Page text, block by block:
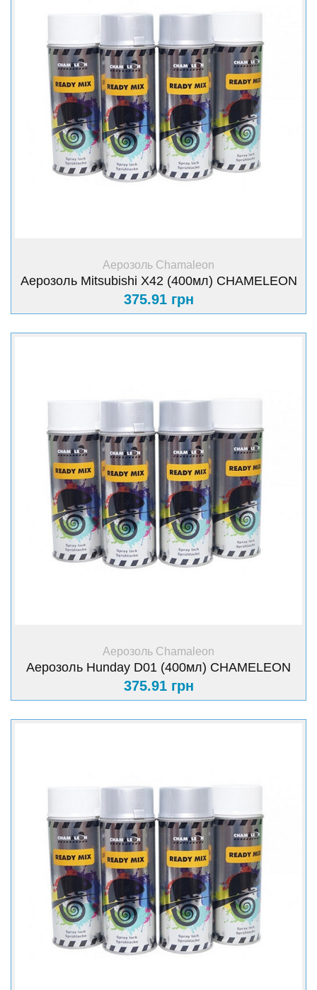
+ Купити
Аерозоль Chamaleon
Аерозоль Mitsubishi Х42 (400мл) CHAMELEON
375.91 грн
+ Купити
Аерозоль Chamaleon
Аерозоль Hunday D01 (400мл) CHAMELEON
375.91 грн